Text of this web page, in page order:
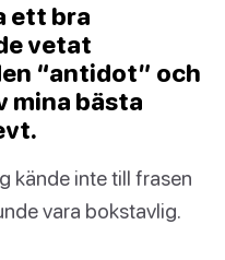
ett bra
vetat
“antidot” och
mina bästa
kände inte till frasen
vara bokstavlig.